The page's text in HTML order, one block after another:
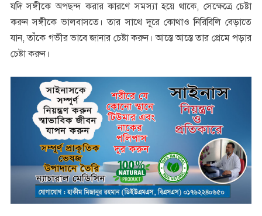
যদি সঙ্গীকে অপছন্দ করার কারণে সমস্যা হয়ে থাকে, সেক্ষেত্রে চেষ্টা
করুন সঙ্গীকে ভালবাসতে। তার সাথে দূরে কোথাও নিরিবিলি বেড়াতে
যান, তাঁকে গভীর ভাবে জানার চেষ্টা করুন। আস্তে আস্তে তার প্রেমে পড়ার
চেষ্টা করুন।